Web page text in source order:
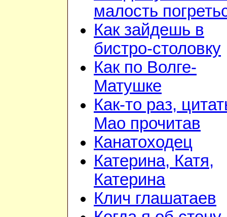
малость
Как зайдешь в
бистро-столовку
Как по Волге-
Матушке
Как-то раз,
Мао прочитав
Канатоходец
Катерина, Катя,
Катерина
Клич глашатаев